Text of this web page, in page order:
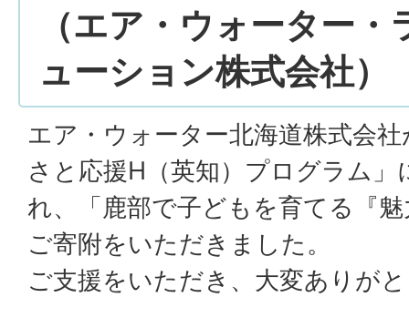
（エア・ウォーター
ューション株式会社）
エア・ウォーター北海道株式会
さと応援H（英知）プログラム」
れ、「鹿部で子どもを育てる『
ご寄附をいただきました。
ご支援をいただき、大変ありが